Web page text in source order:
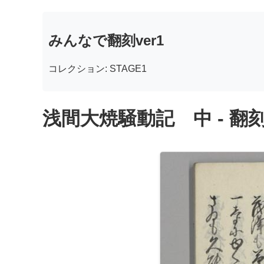
みんなで翻刻ver1
コレクション: STAGE1
浅間大焼騒動記 中 - 翻